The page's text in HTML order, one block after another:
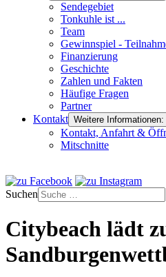
Sendegebiet
Tonkuhle ist ...
Team
Gewinnspiel -
Finanzierung
Geschichte
Zahlen und Fakten
Häufige Fragen
Partner
Kontakt Weitere
Kontakt, Anfahrt &
Mitschnitte
Suchen
Citybeach lädt